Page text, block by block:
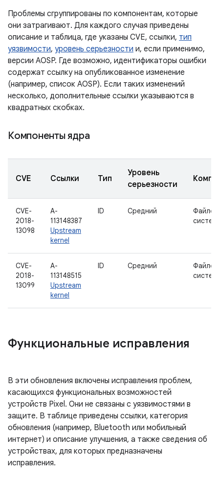
Проблемы сгруппированы по компонентам, которые
они затрагивают. Для каждого случая приведены
описание и таблица, где указаны CVE, ссылки, тип
уязвимости, уровень серьезности и, если применимо,
версии AOSP. Где возможно, идентификаторы ошибки
содержат ссылку на опубликованное изменение
(например, список AOSP). Если таких изменений
несколько, дополнительные ссылки указываются в
квадратных скобках.
Компоненты ядра
CVE Ссылки Тип
Уровень
серьезности
CVE-
2018-
13098
A-
113148387
Upstream
kernel
ID Средний
CVE-
2018-
13099
A-
113148515
Upstream
kernel
ID Средний
Функциональные исправления
В эти обновления включены исправления проблем,
касающихся функциональных возможностей
устройств Pixel. Они не связаны с уязвимостями в
защите. В таблице приведены ссылки, категория
обновления (например, Bluetooth или мобильный
интернет) и описание улучшения, а также сведения об
устройствах, для которых предназначены
исправления.